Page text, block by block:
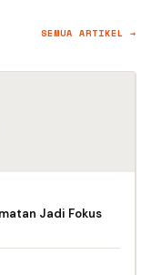
SEMUA ARTIKEL →
Jadi Fokus